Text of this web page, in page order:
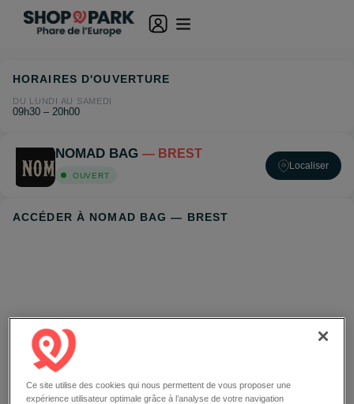
NOMAD BAG — BREST
OUVERT
Localiser
ACCÉDER À NOMAD BAG — BREST
HORAIRES D'OUVERTURE
DU LUNDI AU SAMEDI
09h30 – 20h00
Ce site utilise des cookies qui nous permettent de vous proposer une
expérience utilisateur optimale grâce à l’analyse de votre navigation